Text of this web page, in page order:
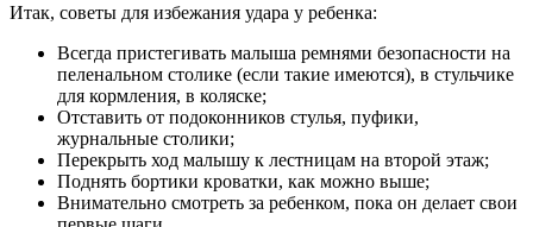
Итак, советы для избежания удара у ребенка:
Всегда пристегивать малыша ремнями безопасности на
пеленальном столике (если такие имеются), в стульчике
для кормления, в коляске;
Отставить от подоконников стулья, пуфики,
журнальные столики;
Перекрыть ход малышу к лестницам на второй этаж;
Поднять бортики кроватки, как можно выше;
Внимательно смотреть за ребенком, пока он делает свои